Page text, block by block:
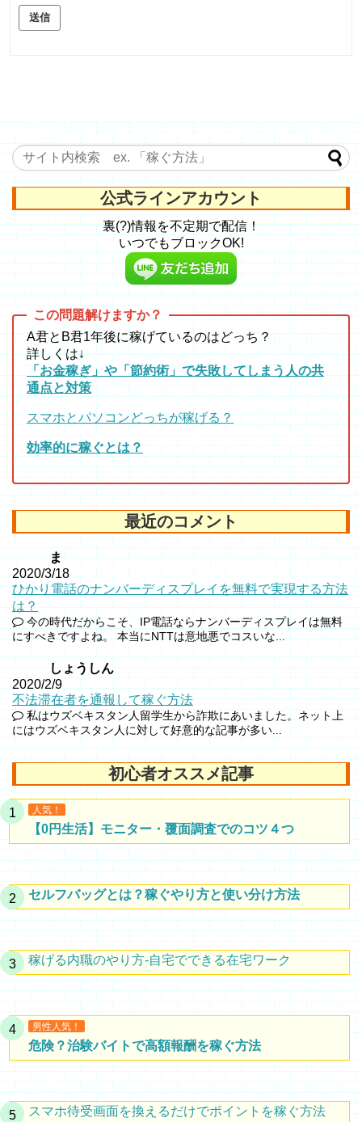
送信
公式ラインアカウント
裏(?)情報を不定期で配信！
いつでもブロックOK!
A君とB君1年後に稼げているのはどっち？
詳しくは↓
「お金稼ぎ」や「節約術」で失敗してしまう人の共
通点と対策
スマホとパソコンどっちが稼げる？
効率的に稼ぐとは？
最近のコメント
ま
2020/3/18
ひかり電話のナンバーディスプレイを無料で実現する方法
は？
今の時代だからこそ、IP電話ならナンバーディスプレイは無料
にすべきですよね。 本当にNTTは意地悪でコスいな...
しょうしん
2020/2/9
不法滞在者を通報して稼ぐ方法
私はウズベキスタン人留学生から詐欺にあいました。ネット上
にはウズベキスタン人に対して好意的な記事が多い...
初心者オススメ記事
人気！
【0円生活】モニター・覆面調査でのコツ４つ
セルフバッグとは？稼ぐやり方と使い分け方法
稼げる内職のやり方-自宅でできる在宅ワーク
男性人気！
危険？治験バイトで高額報酬を稼ぐ方法
スマホ待受画面を換えるだけでポイントを稼ぐ方法